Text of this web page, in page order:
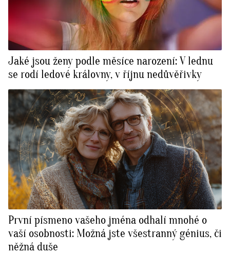
Jaké jsou ženy podle měsíce narození: V lednu
se rodí ledové královny, v říjnu nedůvěřivky
První písmeno vašeho jména odhalí mnohé o
vaší osobnosti: Možná jste všestranný génius, či
něžná duše